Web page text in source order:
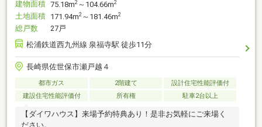
建物面積 75.18m2 ～104.66m2
土地面積 171.94m2 ～181.46m2
総戸数
27戸
松浦鉄道西九州線 泉福寺駅 徒歩11分
長崎県佐世保市瀬戸越４
都市ガス 2階建て
設計住宅性能評価付
建設住宅性能評価付
所有権 駐車2台以上
【ダイワハウス】来場予約特典あり！是非お気軽にご来場く
ださい。